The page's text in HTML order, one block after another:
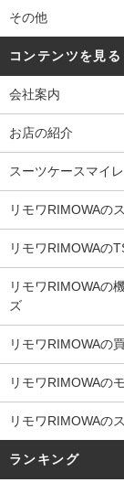
その他
コンテンツを見る
会社案内
お店の紹介
スーツケースマイ
リモワRIMOWAの
リモワRIMOWAの
リモワRIMOWAの
ズ
リモワRIMOWAの
リモワRIMOWAの
リモワRIMOWAの
ランキング